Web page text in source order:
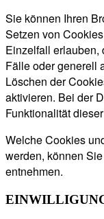
Sie können Ihren
Setzen von
Einzelfall erlauben,
Fälle oder generell
Löschen der
aktivieren. Bei der
Funktionalität
Welche Cookies
werden, können
entnehmen.